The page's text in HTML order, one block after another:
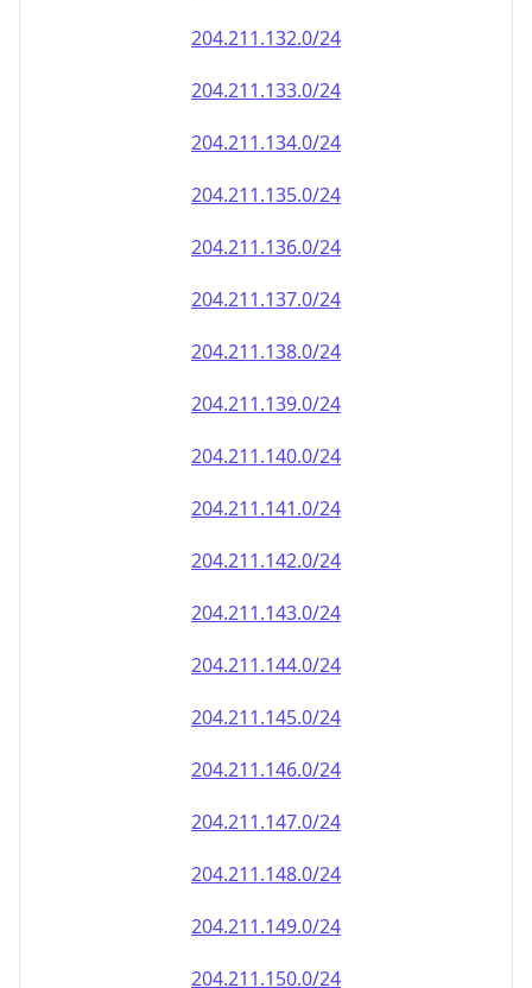
204.211.132.0/24
204.211.133.0/24
204.211.134.0/24
204.211.135.0/24
204.211.136.0/24
204.211.137.0/24
204.211.138.0/24
204.211.139.0/24
204.211.140.0/24
204.211.141.0/24
204.211.142.0/24
204.211.143.0/24
204.211.144.0/24
204.211.145.0/24
204.211.146.0/24
204.211.147.0/24
204.211.148.0/24
204.211.149.0/24
204.211.150.0/24